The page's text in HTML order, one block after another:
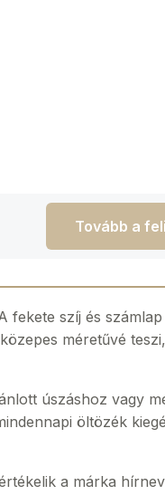
Tovább a
fekete szíj és
méretűvé
úszáshoz vagy
öltözék
a márka